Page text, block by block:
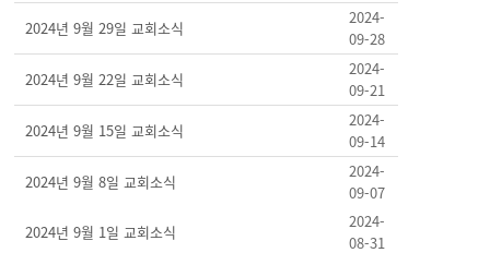
2024년 9월 29일 교회소식
2024-
09-28
2024년 9월 22일 교회소식
2024-
09-21
2024년 9월 15일 교회소식
2024-
09-14
2024년 9월 8일 교회소식
2024-
09-07
2024년 9월 1일 교회소식
2024-
08-31